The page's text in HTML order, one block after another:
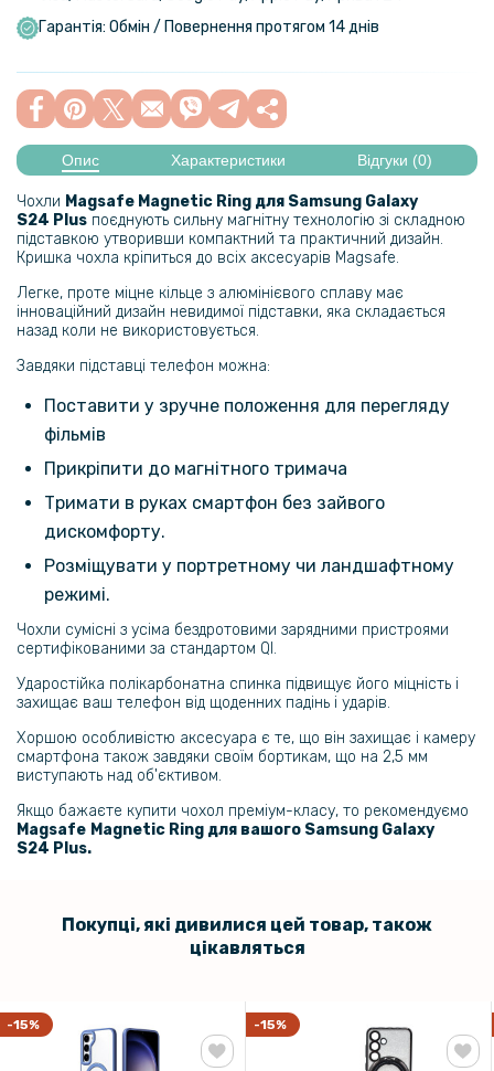
399 грн
Гідрогелева плівка iNobi Privacy Matte Samsung Galaxy S24 Plus​
159 грн
199 грн
Протиударна гідрогелева плівка Hydrogel Film для Samsung Galaxy
S24 Plus​​​ на задню панель, Transparent
239 грн
Гідрогелева плівка iNobi Matte для Samsung Galaxy S24 Plus​​​ на
задню панель, Матова
319 грн
Протиударна гідрогелева плівка Privacy HD Glossy Samsung Galaxy
S24 Plus​, (Антишпигун, глянцева)
280 грн
329 грн
Plus з металевим кільцем тримачем та захистом для камери
399 грн
Загартоване захисне скло Magic Box Full Screen для Samsung
Гарантія: Обмін / Повернення протягом 14 днів
Опис Характеристики Відгуки (0)
Чохли Magsafe​ Magnetic Ring для Samsung Galaxy
S24 Plus​ поєднують сильну магнітну технологію зі складною
підставкою утворивши компактний та практичний дизайн.
Кришка чохла кріпиться до всіх аксесуарів Magsafe.
Легке, проте міцне кільце з алюмінієвого сплаву має
інноваційний дизайн невидимої підставки, яка складається
назад коли не використовується.
Завдяки підставці телефон можна:
Поставити у зручне положення для перегляду
фільмів
Прикріпити до магнітного тримача
Тримати в руках смартфон без зайвого
дискомфорту.
Розміщувати у портретному чи ландшафтному
режимі.
Чохли сумісні з усіма бездротовими зарядними пристроями
сертифікованими за стандартом QI.
Ударостійка полікарбонатна спинка підвищує його міцність і
захищає ваш телефон від щоденних падінь і ударів.
Хоршою особливістю аксесуара є те, що він захищає і камеру
смартфона також завдяки своїм бортикам, що на 2,5 мм
виступають над об'єктивом.
Якщо бажаєте купити чохол преміум-класу, то рекомендуємо
Magsafe Magnetic Ring для вашого Samsung Galaxy
S24 Plus​​.
Покупці, які дивилися цей товар, також
цікавляться
-15% -15%